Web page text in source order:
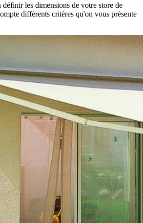
les dimensions de votre store de
différents critères qu'on vous présente